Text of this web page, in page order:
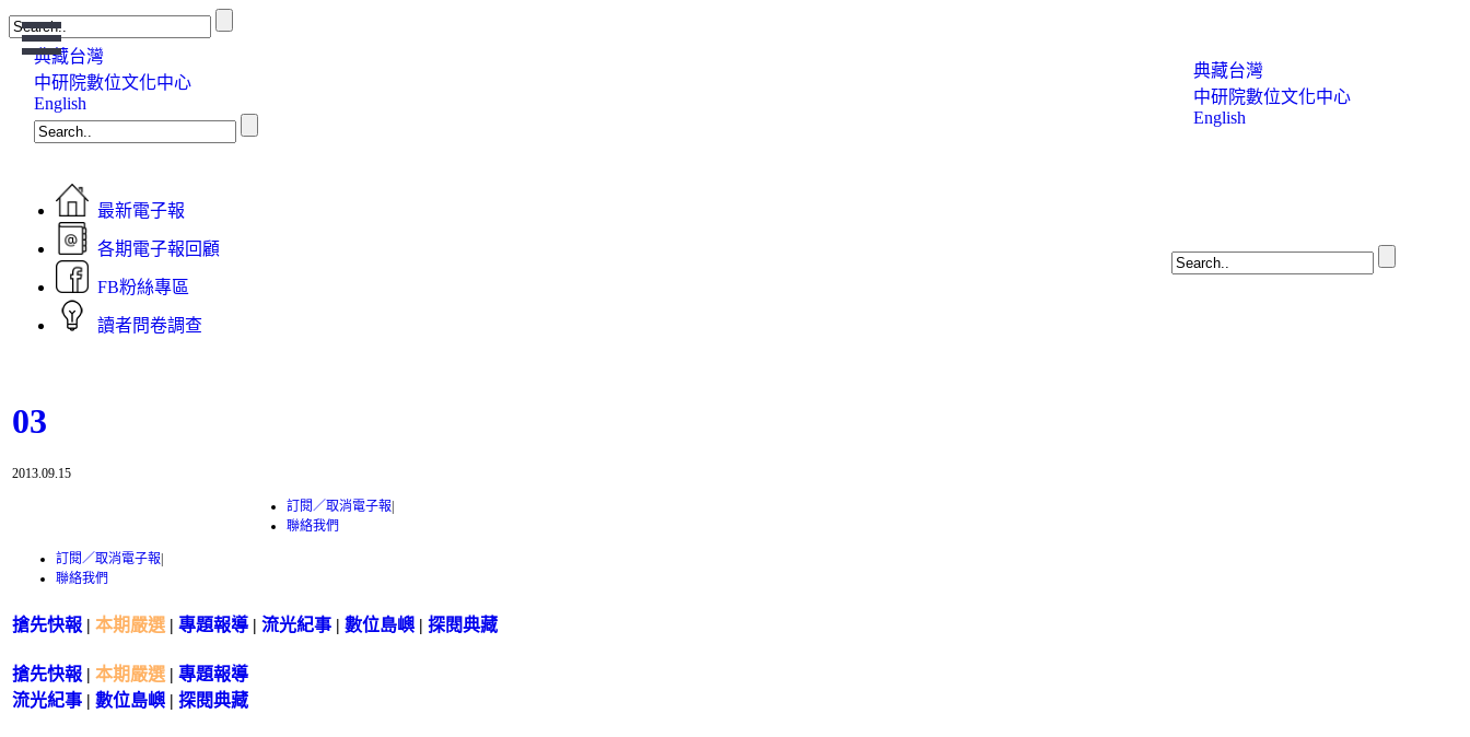
Open
Menu
典藏台灣
中研院數位文化中心
English
典藏台灣
中研院數位文化中心
English
最新電子報
各期電子報回顧
FB粉絲專區
讀者問卷調查
03
2013.09.15
訂閱／取消電子報|
聯絡我們
訂閱／取消電子報|
聯絡我們
搶先快報 | 本期嚴選 | 專題報導| 流光紀事 | 數位島嶼 | 探閱典藏
搶先快報 | 本期嚴選 | 專題報導
流光紀事 | 數位島嶼 | 探閱典藏